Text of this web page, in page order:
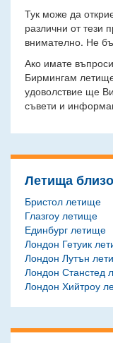
Тук може да
различни от тези
внимателно. Не
Ако имате
Бирмингам
удоволствие ще
съвети и
Летища
Бристол летище
Глазгоу летище
Единбург летище
Лондон Гетуик
Лондон Лутън
Лондон Станстед
Лондон Хийтроу